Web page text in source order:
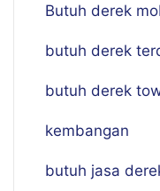
Butuh derek
butuh derek
butuh derek
kembangan
butuh jasa